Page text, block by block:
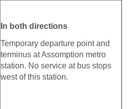
In both directions
Temporary departure point and
terminus at Assomption metro
station. No service at bus stops
west of this station.